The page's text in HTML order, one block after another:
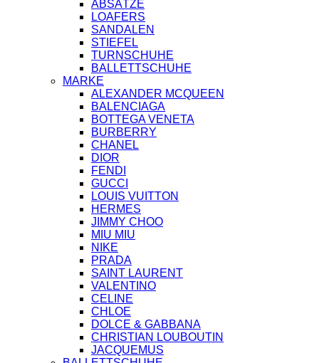
ABSÄTZE
LOAFERS
SANDALEN
STIEFEL
TURNSCHUHE
BALLETTSCHUHE
MARKE
ALEXANDER MCQUEEN
BALENCIAGA
BOTTEGA VENETA
BURBERRY
CHANEL
DIOR
FENDI
GUCCI
LOUIS VUITTON
HERMES
JIMMY CHOO
MIU MIU
NIKE
PRADA
SAINT LAURENT
VALENTINO
CELINE
CHLOE
DOLCE & GABBANA
CHRISTIAN LOUBOUTIN
JACQUEMUS